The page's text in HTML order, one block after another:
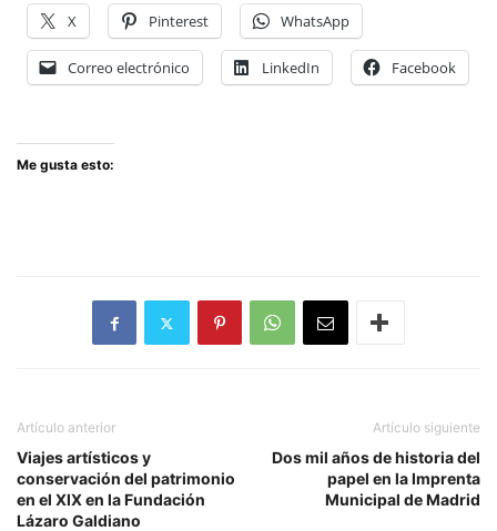
X Pinterest WhatsApp
Correo electrónico LinkedIn Facebook
Me gusta esto:
Artículo anterior
Viajes artísticos y
conservación del patrimonio
en el XIX en la Fundación
Lázaro Galdiano
Artículo siguiente
Dos mil años de historia del
papel en la Imprenta
Municipal de Madrid